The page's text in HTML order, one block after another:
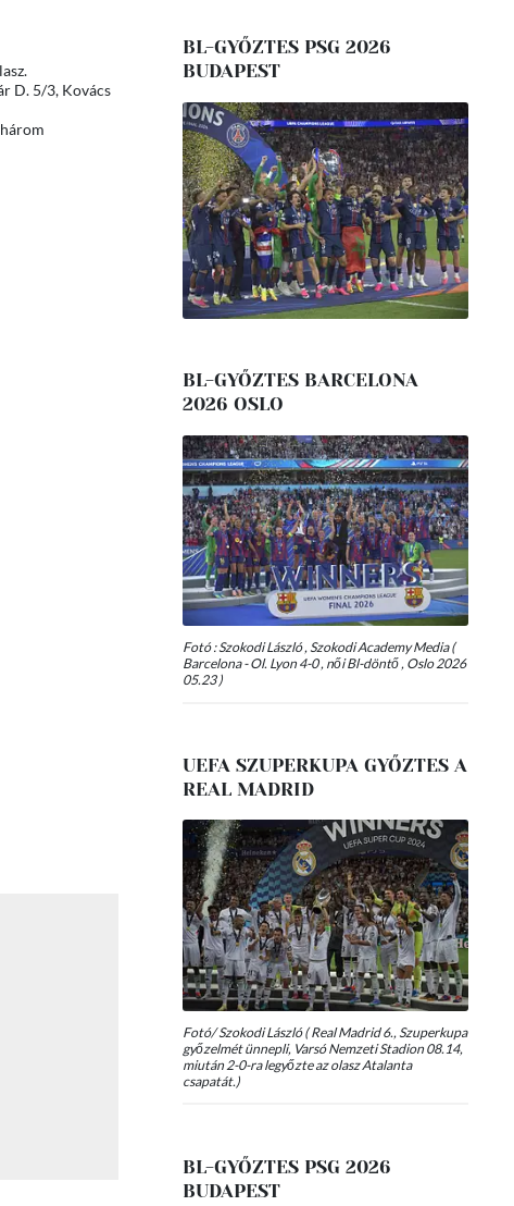
D. 5/3, Kovács
BL-GYŐZTES PSG 2026
BUDAPEST
BL-GYŐZTES BARCELONA
2026 OSLO
Fotó : Szokodi László , Szokodi Academy Media (
Barcelona - Ol. Lyon 4-0 , női Bl-döntő , Oslo 2026
05.23 )
UEFA SZUPERKUPA GYŐZTES A
REAL MADRID
Fotó/ Szokodi László ( Real Madrid 6., Szuperkupa
győzelmét ünnepli, Varsó Nemzeti Stadion 08.14,
miután 2-0-ra legyőzte az olasz Atalanta
csapatát.)
BL-GYŐZTES PSG 2026
BUDAPEST